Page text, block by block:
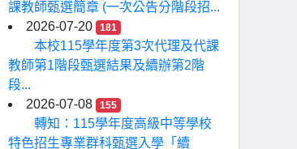
課教師甄選簡章 (一次公告分階段招...
2026-07-20
181
本校115學年度第3次代理及代課
教師第1階段甄選結果及續辦第2階
段...
2026-07-08
155
轉知：115學年度高級中等學校
特色招生專業群科甄選入學「續